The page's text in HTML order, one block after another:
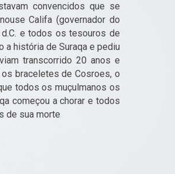
convencidos que se
Califa (governador do
e todos os tesouros de
a história de Suraqa e pediu
transcorrido 20 anos e
os braceletes de Cosroes, o
todos os muçulmanos os
começou a chorar e todos
de sua morte